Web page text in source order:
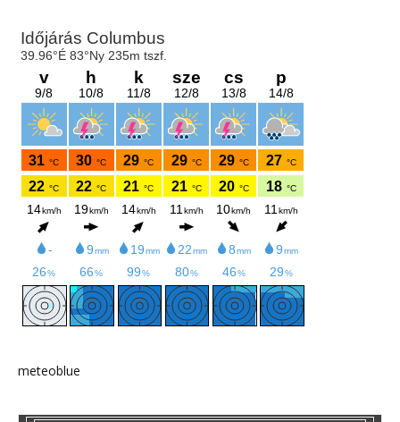
meteoblue